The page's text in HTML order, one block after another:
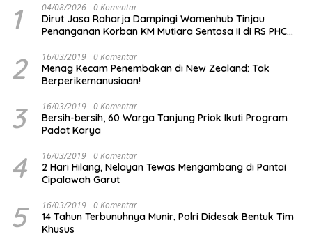
1 04/08/2026 0 Komentar
Dirut Jasa Raharja Dampingi Wamenhub Tinjau
Penanganan Korban KM Mutiara Sentosa II di RS PHC
2 16/03/2019 0 Komentar
Menag Kecam Penembakan di New Zealand: Tak
Berperikemanusiaan!
3 16/03/2019 0 Komentar
Bersih-bersih, 60 Warga Tanjung Priok Ikuti Program
Padat Karya
4 16/03/2019 0 Komentar
2 Hari Hilang, Nelayan Tewas Mengambang di Pantai
Cipalawah Garut
5 16/03/2019 0 Komentar
14 Tahun Terbunuhnya Munir, Polri Didesak Bentuk Tim
Khusus